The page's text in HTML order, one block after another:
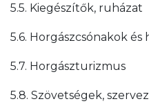
5.5. Kiegészítők, ruházat
5.6. Horgászcsónakok és
5.7. Horgászturizmus
5.8. Szövetségek,